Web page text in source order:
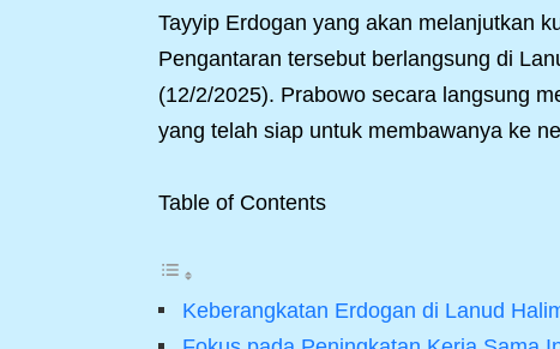
Tayyip Erdogan yang akan melanjutkan
Pengantaran tersebut berlangsung di
(12/2/2025). Prabowo secara langsung
yang telah siap untuk membawanya ke
Table of Contents
Keberangkatan Erdogan di Lanud